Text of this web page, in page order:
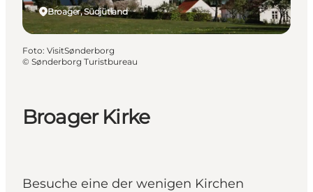
Broager Kirke
Besuche eine der wenigen Kirchen
Broager, Südjütland
Foto: VisitSønderborg
© Sønderborg Turistbureau